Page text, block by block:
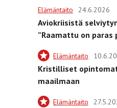
Elämäntaito 24.6.2026
Aviokriisistä
”Raamattu on paras
Elämäntaito
Kristilliset
maailmaan
Elämäntaito